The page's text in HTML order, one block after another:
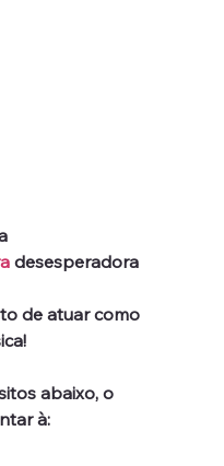
desesperadora
de atuar como
abaixo, o
à: